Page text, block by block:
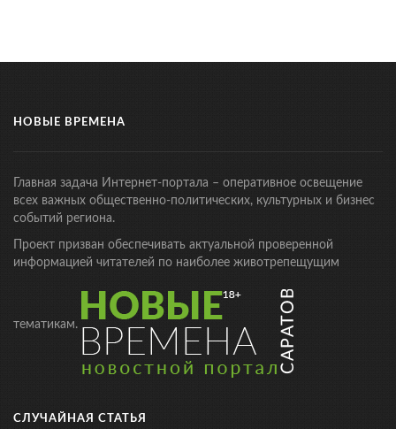
НОВЫЕ ВРЕМЕНА
Главная задача Интернет-портала – оперативное освещение
всех важных общественно-политических, культурных и бизнес
событий региона.
Проект призван обеспечивать актуальной проверенной
информацией читателей по наиболее животрепещущим
тематикам.
СЛУЧАЙНАЯ СТАТЬЯ